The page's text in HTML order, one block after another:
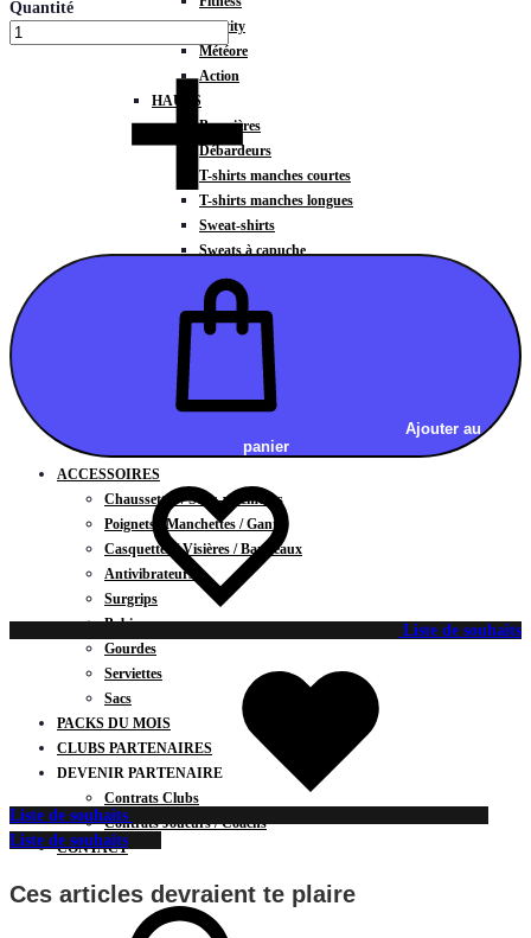
Gravity
Météore
Action
HAUTS
Brassières
Débardeurs
T-shirts manches courtes
T-shirts manches longues
Sweat-shirts
Sweats à capuche
Sweats à capuche zippé
Vestes
BAS
Leggings
CARTES CADEAUX
ACCESSOIRES
Chaussettes / Sous-vêtements
Poignets / Manchettes / Gants
Casquettes / Visières / Bandeaux
Antivibrateurs
Surgrips
Bobines
Gourdes
Serviettes
Sacs
PACKS DU MOIS
CLUBS PARTENAIRES
DEVENIR PARTENAIRE
Contrats Clubs
Contrats Joueurs / Coachs
CONTACT
Quantité
Ajouter au
panier
Liste de souhaits
Liste de souhaits
Liste de souhaits
Ces articles devraient te plaire